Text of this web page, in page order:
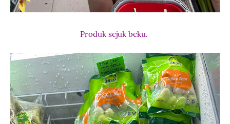
Produk sejuk beku.